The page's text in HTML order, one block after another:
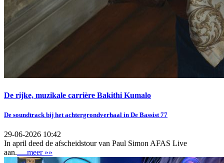
De rijke, muzikale carrière Bakithi Kumalo
De soundtrack bij het achtergrondverhaal in De Bassist 77
29-06-2026 10:42
In april deed de afscheidstour van Paul Simon AFAS Live
aan......meer »»